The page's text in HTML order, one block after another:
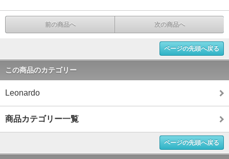
前の商品へ 次の商品へ
ページの先頭へ戻る
この商品のカテゴリー
Leonardo
商品カテゴリー一覧
ページの先頭へ戻る